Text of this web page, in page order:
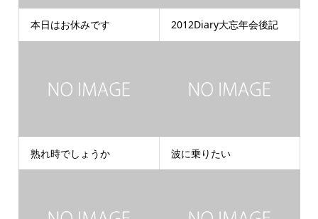
本日はお休みです 2012Diary大忘年会後記
熟れ時でしょうか 波に乗りたい